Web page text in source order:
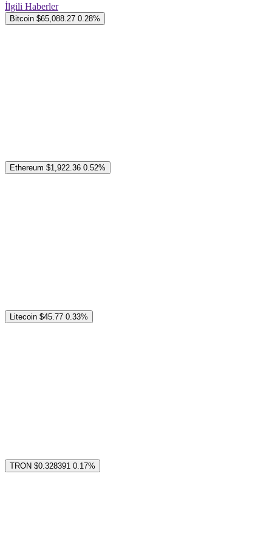
İlgili Haberler
Bitcoin $65,088.27 0.28%
Ethereum $1,922.36 0.52%
Litecoin $45.77 0.33%
TRON $0.328391 0.17%